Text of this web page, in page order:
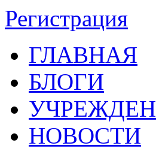
Регистрация
ГЛАВНАЯ
БЛОГИ
НОВОСТИ